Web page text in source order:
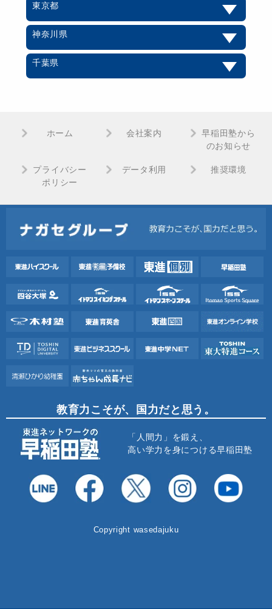
東京都
神奈川県
千葉県
ホーム 会社案内
早稲田塾から
のお知らせ
プライバシー
ポリシー
データ利用 推奨環境
教育力こそが、国力だと思う。
「人間力」を鍛え、
高い学力を身につける早稲田塾
Copyright wasedajuku